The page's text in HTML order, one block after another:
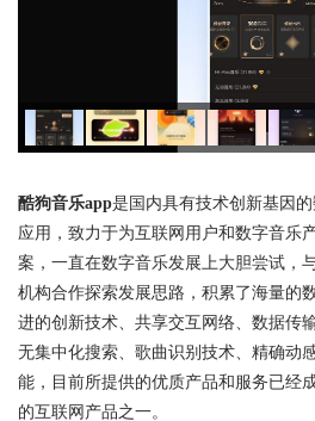
酷狗音乐app是国内具有技术创新基因
应用，致力于为互联网用户和数字音乐
案，一直在数字音乐发展上大胆尝试，
机构合作探索发展思路，积累了海量的
进的创新技术、共享交互网络、数据传
无集中化搜索、歌曲识别技术、精确动
能，目前所提供的优质产品和服务已经
的互联网产品之一。